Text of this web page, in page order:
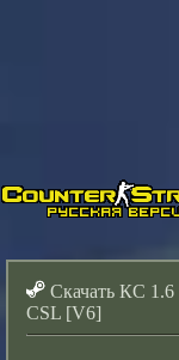
Скачать КС 1.6
CSL [V6]